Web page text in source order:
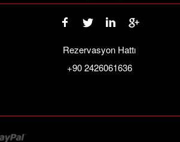
Rezervasyon Hattı
+90 2426061636